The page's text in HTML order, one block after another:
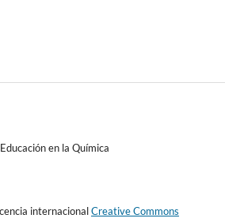
en la Química
internacionalCreative Commons